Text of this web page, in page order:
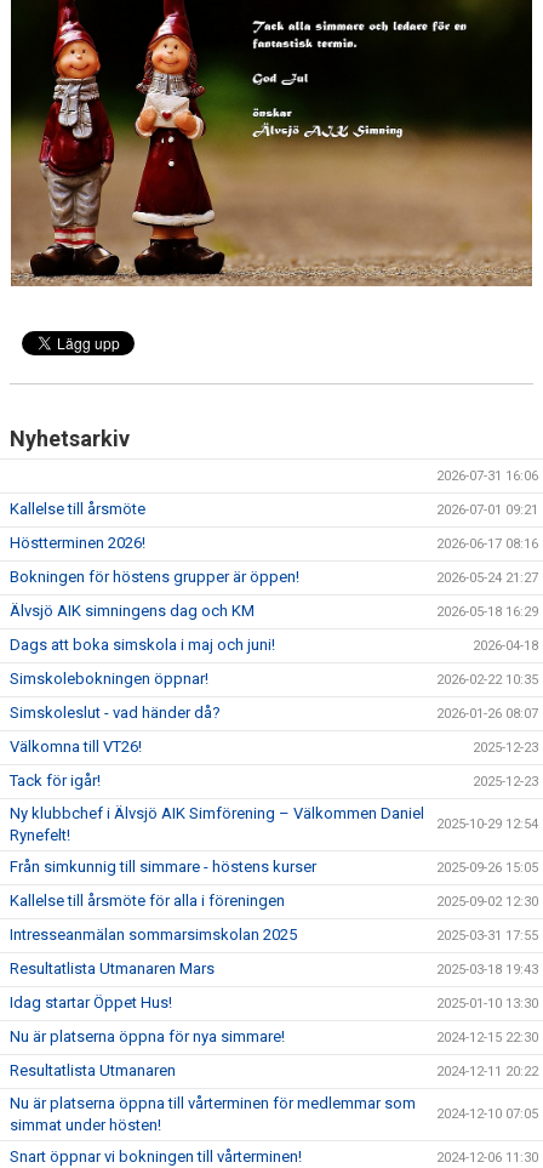
ANTIMOBBING
GDPR
ARKIV
JOBBA HOS OSS
VANLIGA FRÅGOR
Nyhetsarkiv
2026-07-31 16:06
Kallelse till årsmöte 2026-07-01 09:21
Höstterminen 2026! 2026-06-17 08:16
Bokningen för höstens grupper är öppen! 2026-05-24 21:27
Älvsjö AIK simningens dag och KM 2026-05-18 16:29
Dags att boka simskola i maj och juni! 2026-04-18
Simskolebokningen öppnar! 2026-02-22 10:35
Simskoleslut - vad händer då? 2026-01-26 08:07
Välkomna till VT26! 2025-12-23
Tack för igår! 2025-12-23
Ny klubbchef i Älvsjö AIK Simförening – Välkommen Daniel
Rynefelt!
2025-10-29 12:54
Från simkunnig till simmare - höstens kurser 2025-09-26 15:05
Kallelse till årsmöte för alla i föreningen 2025-09-02 12:30
Intresseanmälan sommarsimskolan 2025 2025-03-31 17:55
Resultatlista Utmanaren Mars 2025-03-18 19:43
Idag startar Öppet Hus! 2025-01-10 13:30
Nu är platserna öppna för nya simmare! 2024-12-15 22:30
Resultatlista Utmanaren 2024-12-11 20:22
Nu är platserna öppna till vårterminen för medlemmar som
simmat under hösten!
2024-12-10 07:05
Snart öppnar vi bokningen till vårterminen! 2024-12-06 11:30